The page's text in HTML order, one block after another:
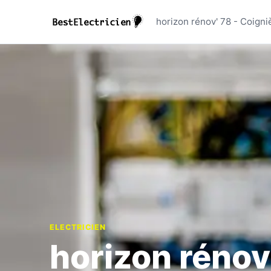
horizon
horizon rénov' 78 -
ELECTRICIEN
horizon